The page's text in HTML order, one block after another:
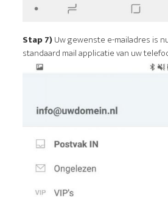
Stap 7)Uw gewenste e-mailadres is
standaard mail applicatie van uw